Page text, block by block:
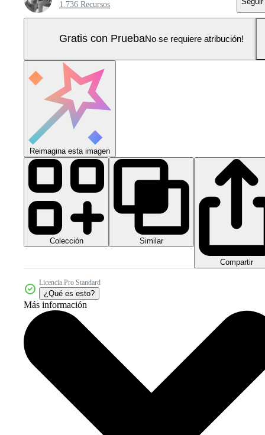
1.736 Recursos
Gratis con PruebaNo se requiere atribución!
Reimagina esta imagen
Colección Similar
Compartir
Licencia Pro Standard
¿Qué es esto?
Más información